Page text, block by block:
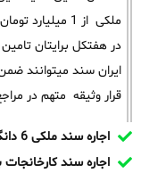
در هفتکل برایتان
ایران سند میتوانند
قرار وثیقه متهم در
اجاره سند ملکی 6 دانگ در هفتکل
اجاره سند کارخانجات برای وثیقه